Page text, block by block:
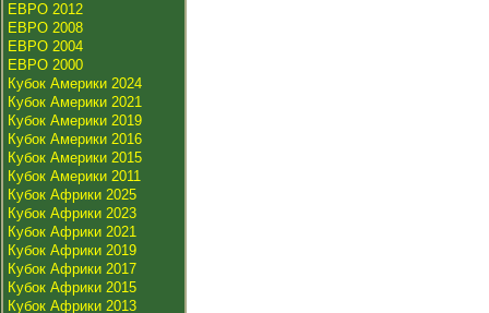
ЕВРО 2012
ЕВРО 2008
ЕВРО 2004
ЕВРО 2000
Кубок Америки 2024
Кубок Америки 2021
Кубок Америки 2019
Кубок Америки 2016
Кубок Америки 2015
Кубок Америки 2011
Кубок Африки 2025
Кубок Африки 2023
Кубок Африки 2021
Кубок Африки 2019
Кубок Африки 2017
Кубок Африки 2015
Кубок Африки 2013